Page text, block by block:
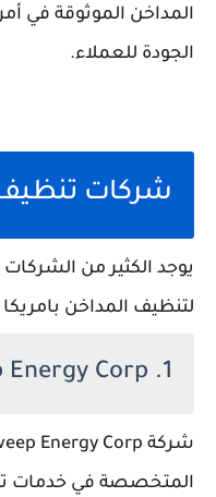
المداخن الموثوقة في
الجودة للعملاء.
شركات تنظيف
يوجد الكثير من
لتنظيف المداخن بامريكا
1. Chimney Sweep Energy Corp
المتخصصة في خدمات